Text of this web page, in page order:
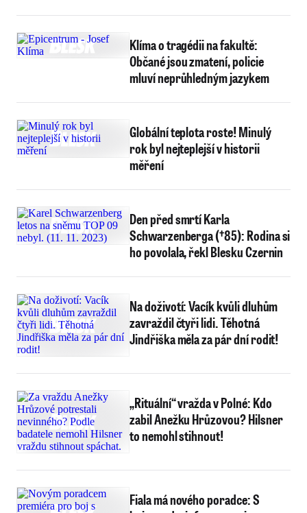
Klíma o tragédii na fakultě:
Občané jsou zmatení, policie
mluví neprůhledným jazykem
Globální teplota roste! Minulý
rok byl nejteplejší v historii
měření
Den před smrtí Karla
Schwarzenberga (†85): Rodina si
ho povolala, řekl Blesku Czernin
Na doživotí: Vacík kvůli dluhům
zavraždil čtyři lidi. Těhotná
Jindřiška měla za pár dní rodit!
„Rituální“ vražda v Polné: Kdo
zabil Anežku Hrůzovou? Hilsner
to nemohl stihnout!
Fiala má nového poradce: S